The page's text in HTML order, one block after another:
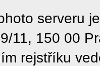
serveru
11, 150 00
rejstříku